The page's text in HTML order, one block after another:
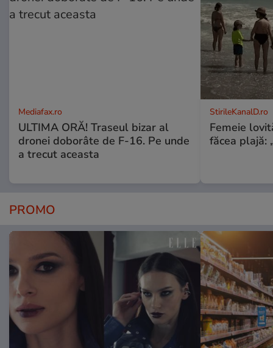
Mediafax.ro
ULTIMA ORĂ! Traseul bizar al
dronei doborâte de F-16. Pe unde
a trecut aceasta
StirileKanalD.ro
Femeie
făcea plajă:
PROMO